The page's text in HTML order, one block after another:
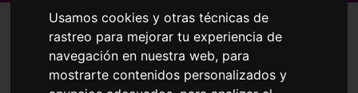
Usamos cookies y otras técnicas de
rastreo para mejorar tu experiencia de
navegación en nuestra web, para
mostrarte contenidos personalizados y
Gafas Graduadas
Gafas Deportivas
Lentillas